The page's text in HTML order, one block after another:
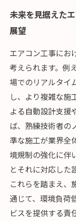
未来を見据えた
展望
エアコン工事にお
考えられます。例
場でのリアルタイ
し、より複雑な施
よる自動設計支援
ば、熟練技術者の
準な施工が業界全
境規制の強化に伴
とそれに対応した
これらを踏まえ、
通じて、環境負荷
ビスを提供する責